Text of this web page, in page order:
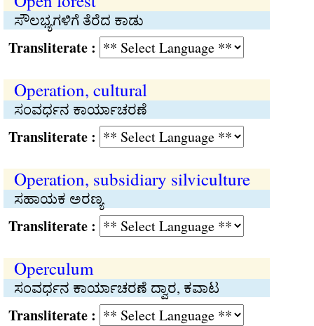
ಸೌಲಭ್ಯಗಳಿಗೆ ತೆರೆದ ಕಾಡು
:
Operation, cultural
ಸಂವರ್ಧನ ಕಾರ್ಯಾಚರಣೆ
:
Operation, subsidiary silviculture
ಸಹಾಯಕ ಅರಣ್ಯ
:
Operculum
ಸಂವರ್ಧನ ಕಾರ್ಯಾಚರಣೆ ದ್ವಾರ, ಕವಾಟ
: